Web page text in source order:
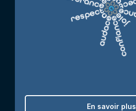
En savoir plus